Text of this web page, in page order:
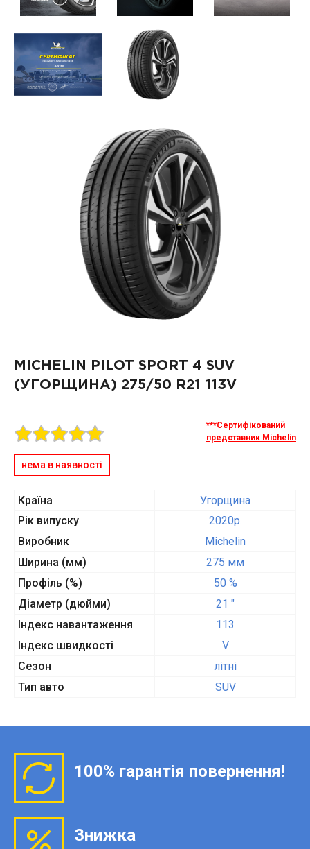
MICHELIN PILOT SPORT 4 SUV
(УГОРЩИНА) 275/50 R21 113V
***Сертифікований
представник Michelin
нема в наявності
Країна
Угорщина
Рік випуску
2020p.
Виробник
Michelin
Ширина (мм)
275 мм
Профіль (%)
50 %
Діаметр (дюйми)
21 "
Індекс навантаження
113
Індекс швидкості
V
Сезон
літні
Тип авто
SUV
100% гарантія повернення!
Знижка